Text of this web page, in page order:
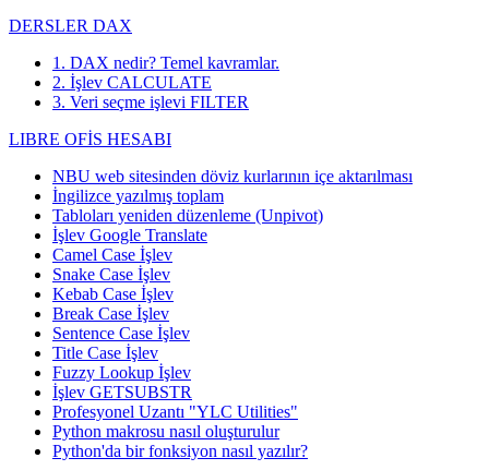
DERSLER DAX
1. DAX nedir? Temel kavramlar.
2. İşlev CALCULATE
3. Veri seçme işlevi FILTER
LIBRE OFİS HESABI
NBU web sitesinden döviz kurlarının içe aktarılması
İngilizce yazılmış toplam
Tabloları yeniden düzenleme (Unpivot)
İşlev Google Translate
Camel Case İşlev
Snake Case İşlev
Kebab Case İşlev
Break Case İşlev
Sentence Case İşlev
Title Case İşlev
Fuzzy Lookup İşlev
İşlev GETSUBSTR
Profesyonel Uzantı "YLC Utilities"
Python makrosu nasıl oluşturulur
Python'da bir fonksiyon nasıl yazılır?